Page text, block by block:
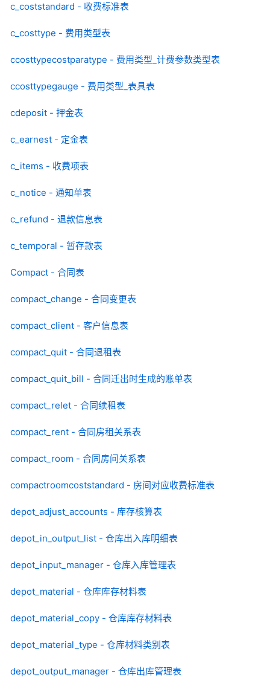
c_coststandard - 收费标准表
c_costtype - 费用类型表
ccosttypecostparatype - 费用类型_计费参数类型表
ccosttypegauge - 费用类型_表具表
cdeposit - 押金表
c_earnest - 定金表
c_items - 收费项表
c_notice - 通知单表
c_refund - 退款信息表
c_temporal - 暂存款表
Compact - 合同表
compact_change - 合同变更表
compact_client - 客户信息表
compact_quit - 合同退租表
compact_quit_bill - 合同迁出时生成的账单表
compact_relet - 合同续租表
compact_rent - 合同房租关系表
compact_room - 合同房间关系表
compactroomcoststandard - 房间对应收费标准表
depot_adjust_accounts - 库存核算表
depot_in_output_list - 仓库出入库明细表
depot_input_manager - 仓库入库管理表
depot_material - 仓库库存材料表
depot_material_copy - 仓库库存材料表
depot_material_type - 仓库材料类别表
depot_output_manager - 仓库出库管理表